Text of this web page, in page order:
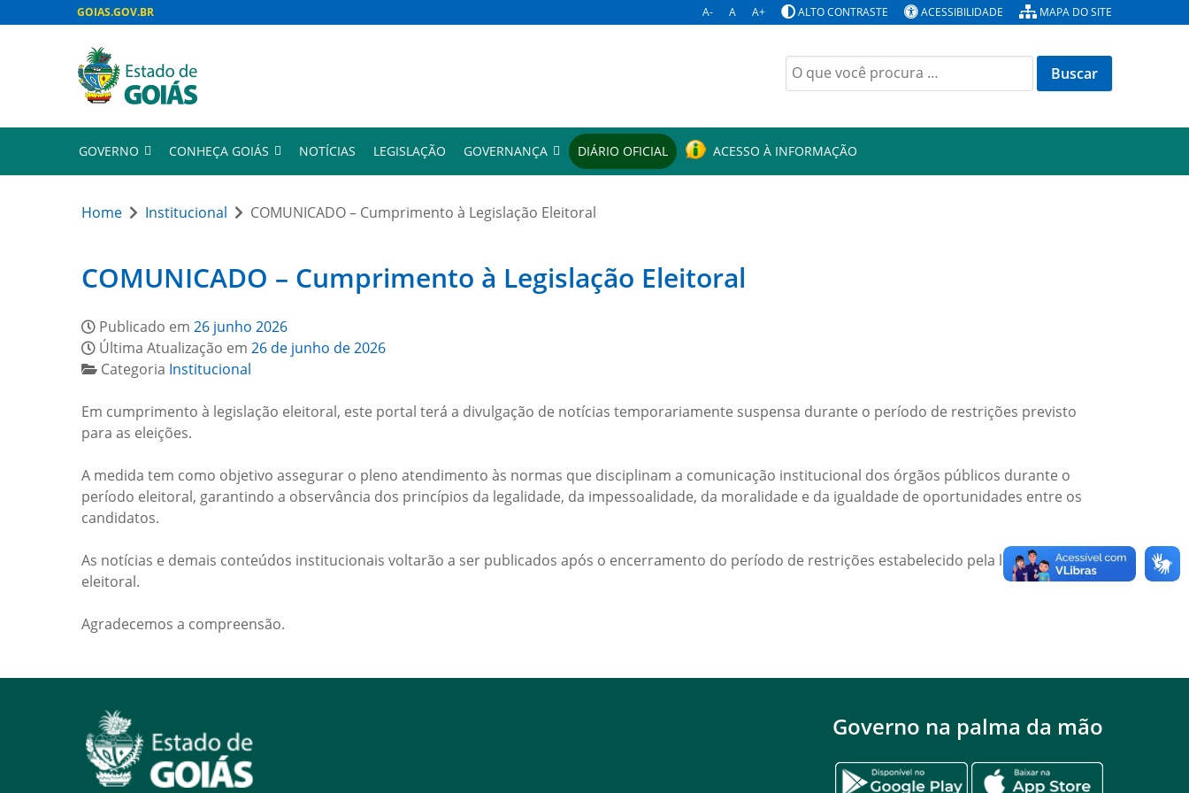
GOIAS.GOV.BR A- A A+ ALTO CONTRASTE ACESSIBILIDADE MAPA DO SITE
Buscar
por:
GOVERNO CONHEÇA GOIÁS NOTÍCIAS LEGISLAÇÃO GOVERNANÇA DIÁRIO OFICIAL ACESSO À INFORMAÇÃO
Home Institucional COMUNICADO – Cumprimento à Legislação Eleitoral
COMUNICADO – Cumprimento à Legislação Eleitoral
Publicado em 26 junho 2026
Última Atualização em 26 de junho de 2026
Categoria Institucional
Em cumprimento à legislação eleitoral, este portal terá a divulgação de notícias temporariamente suspensa durante o período de restrições previsto
para as eleições.
A medida tem como objetivo assegurar o pleno atendimento às normas que disciplinam a comunicação institucional dos órgãos públicos durante o
período eleitoral, garantindo a observância dos princípios da legalidade, da impessoalidade, da moralidade e da igualdade de oportunidades entre os
candidatos.
As notícias e demais conteúdos institucionais voltarão a ser publicados após o encerramento do período de restrições estabelecido pela legislação
eleitoral.
Agradecemos a compreensão.
Governo na palma da mão